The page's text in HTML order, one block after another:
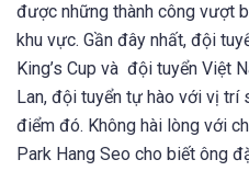
được những thành công vượt
khu vực. Gần đây nhất, đội
King’s Cup và đội tuyển Việt
Lan, đội tuyển tự hào với vị trí
điểm đó. Không hài lòng với
Park Hang Seo cho biết ông